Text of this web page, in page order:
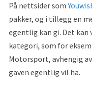
På nettsider som
pakker, og i tillegg en
egentlig kan gi. Det kan
kategori, som for
Motorsport, avhengig
gaven egentlig vil ha.